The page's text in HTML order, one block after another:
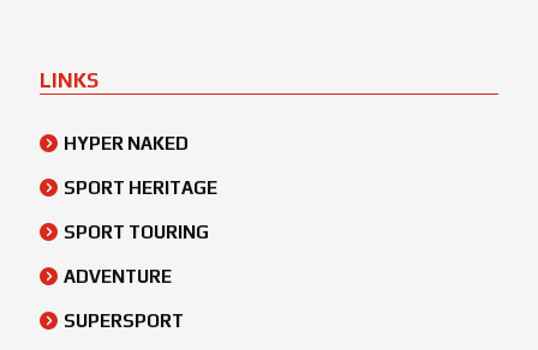
LINKS
HYPER NAKED
SPORT HERITAGE
SPORT TOURING
ADVENTURE
SUPERSPORT